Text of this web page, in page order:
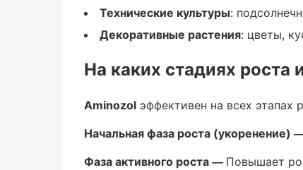
: пшеница, ячмень, кукуруза.
: подсолнечник, соя, сахарная свекла,
Технические культуры:
Декоративные растения: цветы,
На каких стадиях роста
Aminozol эффективен на всех этапах
Начальная фаза роста (укоренение)
Фаза активного роста — Повышает